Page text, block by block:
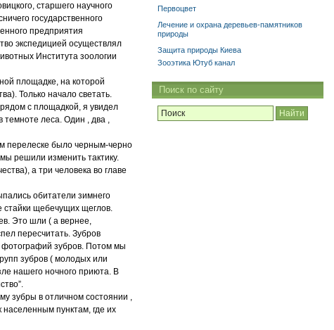
старшего научного
государственного
предприятия
экспедицией осуществлял
Института зоологии
площадке, на которой
Только начало светать.
с площадкой, я увидел
темноте леса. Один , два ,
перелеске было черным-черно
решили изменить тактику.
а три человека во главе
обитатели зимнего
стайки щебечущих щеглов.
Это шли ( а вернее,
пересчитать. Зубров
фотографий зубров. Потом мы
зубров ( молодых или
нашего ночного приюта. В
зубры в отличном состоянии ,
пунктам, где их
Первоцвет
Лечение и охрана деревьев-памятников
природы
Защита природы Киева
Зооэтика Ютуб канал
Поиск по сайту